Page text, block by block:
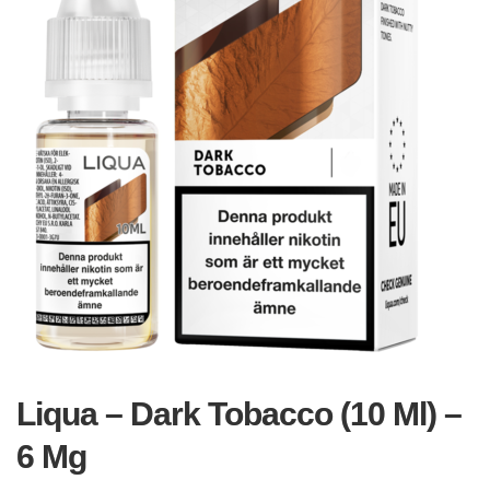
Liqua – Dark Tobacco (10 Ml) –
6 Mg